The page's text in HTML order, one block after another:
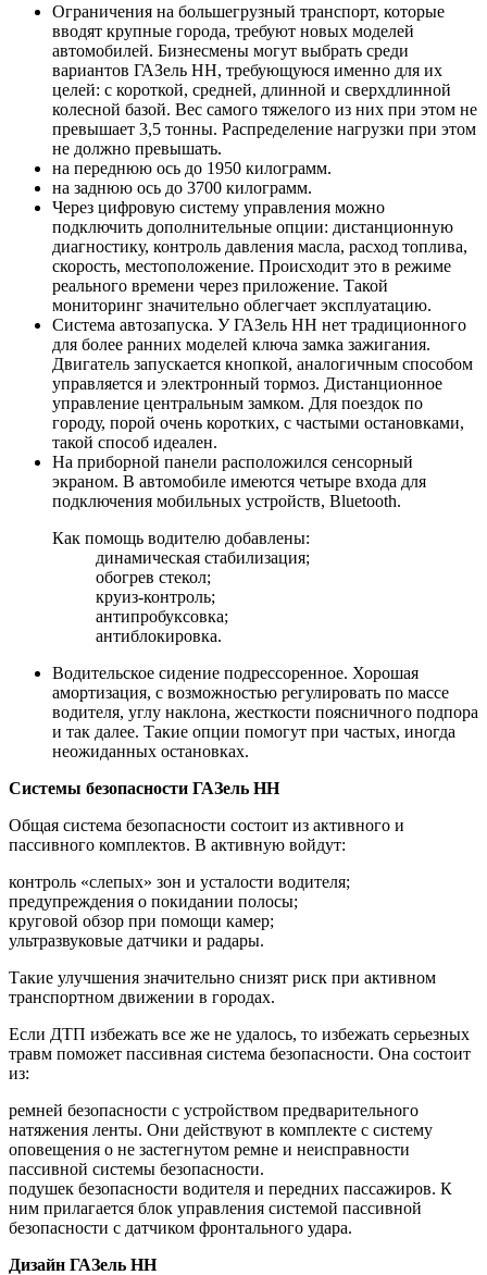
Ограничения на большегрузный транспорт, которые
вводят крупные города, требуют новых моделей
автомобилей. Бизнесмены могут выбрать среди
вариантов ГАЗель НН, требующуюся именно для их
целей: с короткой, средней, длинной и сверхдлинной
колесной базой. Вес самого тяжелого из них при этом не
превышает 3,5 тонны. Распределение нагрузки при этом
не должно превышать.
на переднюю ось до 1950 килограмм.
на заднюю ось до 3700 килограмм.
Через цифровую систему управления можно
подключить дополнительные опции: дистанционную
диагностику, контроль давления масла, расход топлива,
скорость, местоположение. Происходит это в режиме
реального времени через приложение. Такой
мониторинг значительно облегчает эксплуатацию.
Система автозапуска. У ГАЗель НН нет традиционного
для более ранних моделей ключа замка зажигания.
Двигатель запускается кнопкой, аналогичным способом
управляется и электронный тормоз. Дистанционное
управление центральным замком. Для поездок по
городу, порой очень коротких, с частыми остановками,
такой способ идеален.
На приборной панели расположился сенсорный
экраном. В автомобиле имеются четыре входа для
подключения мобильных устройств, Bluetooth.
Как помощь водителю добавлены:
динамическая стабилизация;
обогрев стекол;
круиз-контроль;
антипробуксовка;
антиблокировка.
Водительское сидение подрессоренное. Хорошая
амортизация, с возможностью регулировать по массе
водителя, углу наклона, жесткости поясничного подпора
и так далее. Такие опции помогут при частых, иногда
неожиданных остановках.
Системы безопасности ГАЗель НН
Общая система безопасности состоит из активного и
пассивного комплектов. В активную войдут:
контроль «слепых» зон и усталости водителя;
предупреждения о покидании полосы;
круговой обзор при помощи камер;
ультразвуковые датчики и радары.
Такие улучшения значительно снизят риск при активном
транспортном движении в городах.
Если ДТП избежать все же не удалось, то избежать серьезных
травм поможет пассивная система безопасности. Она состоит
из:
ремней безопасности с устройством предварительного
натяжения ленты. Они действуют в комплекте с систему
оповещения о не застегнутом ремне и неисправности
пассивной системы безопасности.
подушек безопасности водителя и передних пассажиров. К
ним прилагается блок управления системой пассивной
безопасности с датчиком фронтального удара.
Дизайн ГАЗель НН